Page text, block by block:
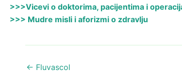
>>>Vicevi o doktorima, pacijentima i
>>> Mudre misli i aforizmi o zdravlju
← Fluvascol